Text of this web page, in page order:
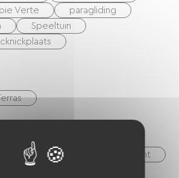
Verte
paragliding
Speeltuin
Paypal overdracht